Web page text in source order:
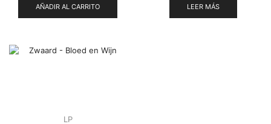
AÑADIR AL CARRITO LEER MÁS
LP